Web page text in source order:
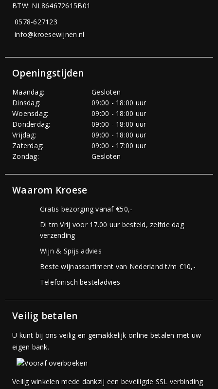
BTW: NL864672615B01
0578-627123
info@kroesewijnen.nl
Openingstijden
Maandag:
Gesloten
Dinsdag:
09:00 - 18:00 uur
Woensdag:
09:00 - 18:00 uur
Donderdag:
09:00 - 18:00 uur
Vrijdag:
09:00 - 18:00 uur
Zaterdag:
09:00 - 17:00 uur
Zondag:
Gesloten
Waarom Kroese
Gratis bezorging vanaf €50,-
Di tm Vrij voor 17.00 uur besteld, zelfde dag
verzending
Wijn & Spijs advies
Beste wijnassortiment van Nederland t/m €10,-
Telefonisch besteladvies
Veilig betalen
U kunt bij ons veilig en gemakkelijk online betalen met uw
eigen bank.
Veilig winkelen mede dankzij een beveiligde SSL verbinding